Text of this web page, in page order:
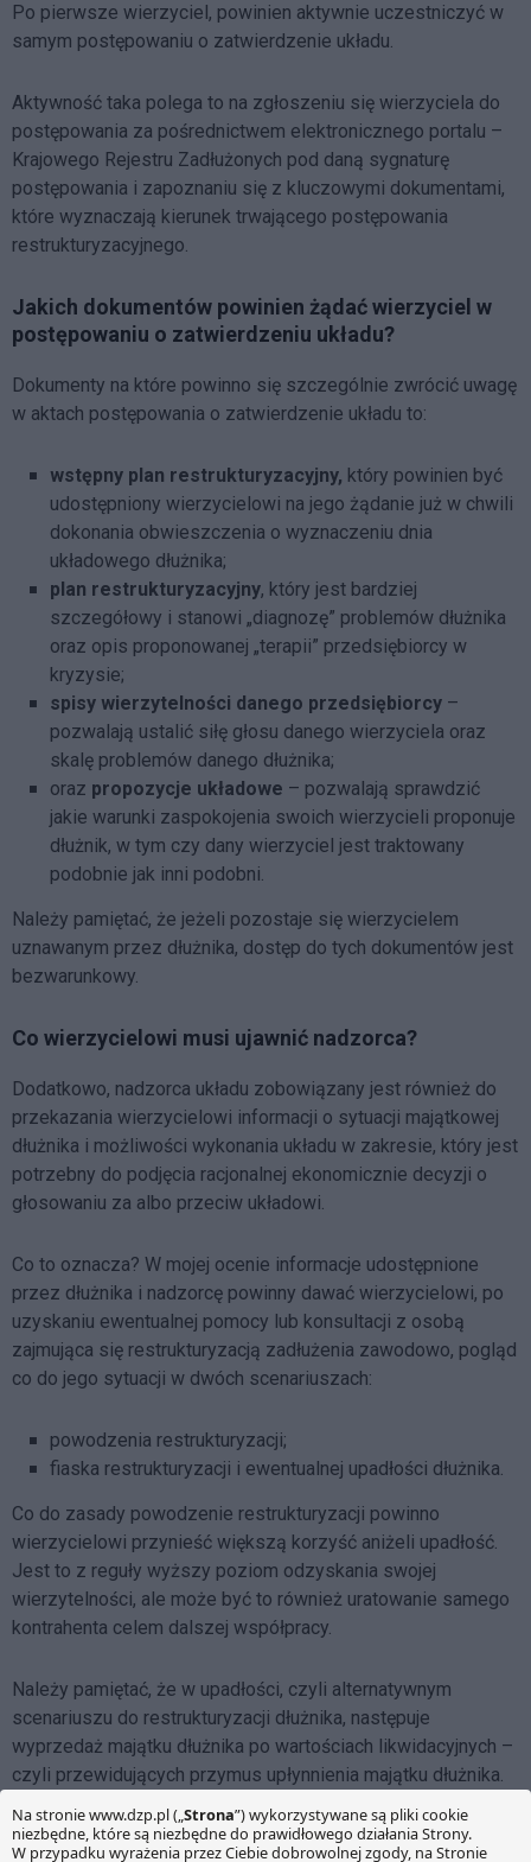
Po pierwsze wierzyciel, powinien aktywnie uczestniczyć w
samym postępowaniu o zatwierdzenie układu.
Aktywność taka polega to na zgłoszeniu się wierzyciela do
postępowania za pośrednictwem elektronicznego portalu –
Krajowego Rejestru Zadłużonych pod daną sygnaturę
postępowania i zapoznaniu się z kluczowymi dokumentami,
które wyznaczają kierunek trwającego postępowania
restrukturyzacyjnego.
Jakich dokumentów powinien żądać wierzyciel w
postępowaniu o zatwierdzeniu układu?
Dokumenty na które powinno się szczególnie zwrócić uwagę
w aktach postępowania o zatwierdzenie układu to:
wstępny plan restrukturyzacyjny, który powinien być
udostępniony wierzycielowi na jego żądanie już w chwili
dokonania obwieszczenia o wyznaczeniu dnia
układowego dłużnika;
plan restrukturyzacyjny, który jest bardziej
szczegółowy i stanowi „diagnozę” problemów dłużnika
oraz opis proponowanej „terapii” przedsiębiorcy w
kryzysie;
spisy wierzytelności danego przedsiębiorcy –
pozwalają ustalić siłę głosu danego wierzyciela oraz
skalę problemów danego dłużnika;
oraz propozycje układowe – pozwalają sprawdzić
jakie warunki zaspokojenia swoich wierzycieli proponuje
dłużnik, w tym czy dany wierzyciel jest traktowany
podobnie jak inni podobni.
Należy pamiętać, że jeżeli pozostaje się wierzycielem
uznawanym przez dłużnika, dostęp do tych dokumentów jest
bezwarunkowy.
Co wierzycielowi musi ujawnić nadzorca?
Dodatkowo, nadzorca układu zobowiązany jest również do
przekazania wierzycielowi informacji o sytuacji majątkowej
dłużnika i możliwości wykonania układu w zakresie, który jest
potrzebny do podjęcia racjonalnej ekonomicznie decyzji o
głosowaniu za albo przeciw układowi.
Co to oznacza? W mojej ocenie informacje udostępnione
przez dłużnika i nadzorcę powinny dawać wierzycielowi, po
uzyskaniu ewentualnej pomocy lub konsultacji z osobą
zajmująca się restrukturyzacją zadłużenia zawodowo, pogląd
co do jego sytuacji w dwóch scenariuszach:
powodzenia restrukturyzacji;
fiaska restrukturyzacji i ewentualnej upadłości dłużnika.
Co do zasady powodzenie restrukturyzacji powinno
wierzycielowi przynieść większą korzyść aniżeli upadłość.
Jest to z reguły wyższy poziom odzyskania swojej
wierzytelności, ale może być to również uratowanie samego
kontrahenta celem dalszej współpracy.
Należy pamiętać, że w upadłości, czyli alternatywnym
scenariuszu do restrukturyzacji dłużnika, następuje
wyprzedaż majątku dłużnika po wartościach likwidacyjnych –
czyli przewidujących przymus upłynnienia majątku dłużnika.
Samo postępowanie zaś wiąże się z kosztami
pomniejszającymi zaspokojenie wierzycieli, takimi jak